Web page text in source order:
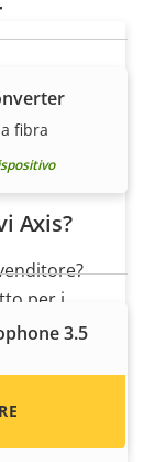
fibra
3.5
audio
Axis?
per i
Axis.